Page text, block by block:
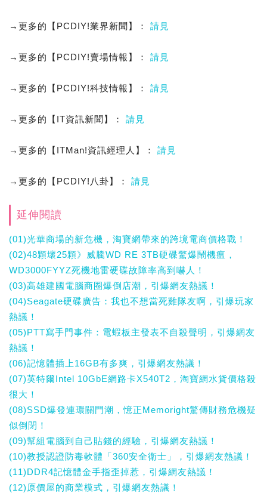
→更多的【PCDIY!業界新聞】： 請見
→更多的【PCDIY!賣場情報】： 請見
→更多的【PCDIY!科技情報】： 請見
→更多的【IT資訊新聞】： 請見
→更多的【ITMan!資訊經理人】： 請見
→更多的【PCDIY!八卦】： 請見
延伸閱讀
(01)光華商場的新危機，淘寶網帶來的跨境電商價格戰！
(02)48顆壞25顆》威騰WD RE 3TB硬碟驚爆鬧機瘟，
WD3000FYYZ死機地雷硬碟故障率高到嚇人！
(03)高雄建國電腦商圈爆倒店潮，引爆網友熱議！
(04)Seagate硬碟廣告：我也不想當死雞隊友啊，引爆玩家
熱議！
(05)PTT寫手門事件：電蝦板主發表不自殺聲明，引爆網友
熱議！
(06)記憶體插上16GB有多爽，引爆網友熱議！
(07)英特爾Intel 10GbE網路卡X540T2，淘寶網水貨價格殺
很大！
(08)SSD爆發連環關門潮，憶正Memoright驚傳財務危機疑
似倒閉！
(09)幫組電腦到自己貼錢的經驗，引爆網友熱議！
(10)教授認證防毒軟體「360安全衛士」，引爆網友熱議！
(11)DDR4記憶體金手指歪掉惹，引爆網友熱議！
(12)原價屋的商業模式，引爆網友熱議！